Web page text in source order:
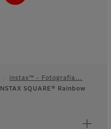
instax™ - Fotografia…
INSTAX SQUARE® Rainbow